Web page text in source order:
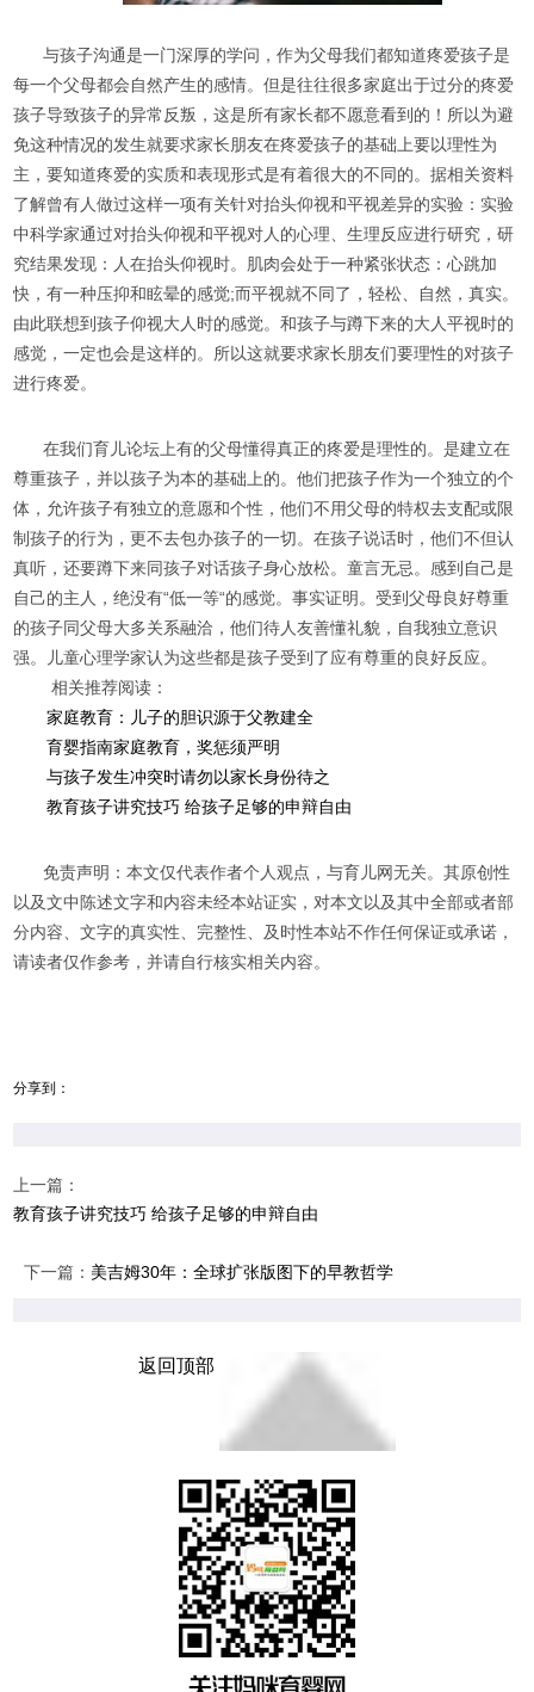
与孩子沟通是一门深厚的学问，作为父母我们都知道疼爱孩子是
每一个父母都会自然产生的感情。但是往往很多家庭出于过分的疼爱
孩子导致孩子的异常反叛，这是所有家长都不愿意看到的！所以为避
免这种情况的发生就要求家长朋友在疼爱孩子的基础上要以理性为
主，要知道疼爱的实质和表现形式是有着很大的不同的。据相关资料
了解曾有人做过这样一项有关针对抬头仰视和平视差异的实验：实验
中科学家通过对抬头仰视和平视对人的心理、生理反应进行研究，研
究结果发现：人在抬头仰视时。肌肉会处于一种紧张状态：心跳加
快，有一种压抑和眩晕的感觉;而平视就不同了，轻松、自然，真实。
由此联想到孩子仰视大人时的感觉。和孩子与蹲下来的大人平视时的
感觉，一定也会是这样的。所以这就要求家长朋友们要理性的对孩子
进行疼爱。
在我们育儿论坛上有的父母懂得真正的疼爱是理性的。是建立在
尊重孩子，并以孩子为本的基础上的。他们把孩子作为一个独立的个
体，允许孩子有独立的意愿和个性，他们不用父母的特权去支配或限
制孩子的行为，更不去包办孩子的一切。在孩子说话时，他们不但认
真听，还要蹲下来同孩子对话孩子身心放松。童言无忌。感到自己是
自己的主人，绝没有“低一等“的感觉。事实证明。受到父母良好尊重
的孩子同父母大多关系融洽，他们待人友善懂礼貌，自我独立意识
强。儿童心理学家认为这些都是孩子受到了应有尊重的良好反应。
相关推荐阅读：
家庭教育：儿子的胆识源于父教建全
育婴指南家庭教育，奖惩须严明
与孩子发生冲突时请勿以家长身份待之
教育孩子讲究技巧 给孩子足够的申辩自由
免责声明：本文仅代表作者个人观点，与育儿网无关。其原创性
以及文中陈述文字和内容未经本站证实，对本文以及其中全部或者部
分内容、文字的真实性、完整性、及时性本站不作任何保证或承诺，
请读者仅作参考，并请自行核实相关内容。
分享到：
上一篇：
教育孩子讲究技巧 给孩子足够的申辩自由
下一篇： 美吉姆30年：全球扩张版图下的早教哲学
返回顶部